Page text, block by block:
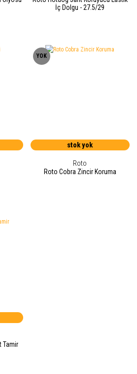
İç Dolgu - 27.5/29
YOK
stok yok
Roto
Roto Cobra Zincir Koruma
Tamir